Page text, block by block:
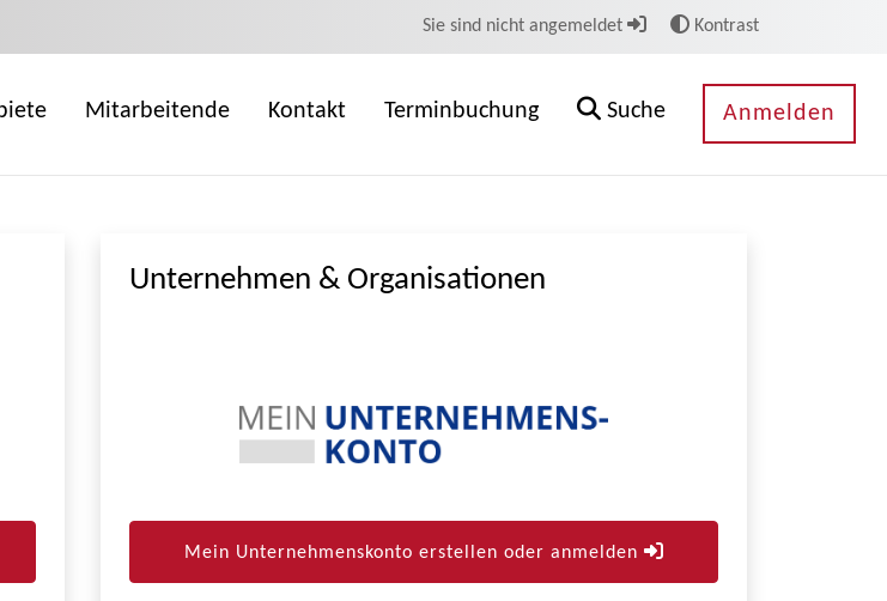
Sie sind nicht angemeldet Kontrast
Mitarbeitende Kontakt Terminbuchung Suche Anmelden
Unternehmen & Organisationen
Mein Unternehmenskonto erstellen oder anmelden